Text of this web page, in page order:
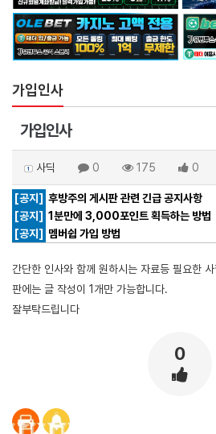
가입인사
가입인사
사딕 0 175 0
[공지] 후방주의 게시판 관련 긴급 공지사항
[공지] 1분만에 3,000포인트 획득하는 방법
[공지]
멤버쉽 가입 방법
간단한 인사와 함께 원하시는 자료등 필요한
판에는 글 작성이 1개만 가능합니다.
잘부탁드립니다
0